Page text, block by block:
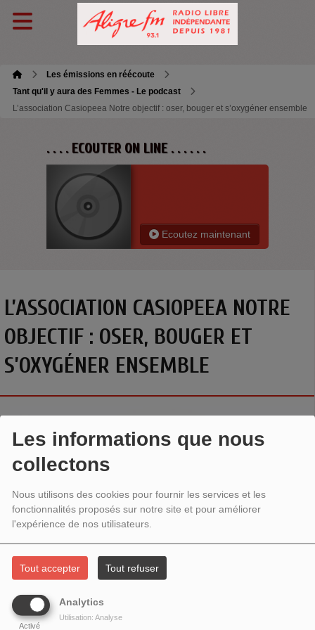
Les informations que nous
collectons
Nous utilisons des cookies pour fournir les services et les
fonctionnalités proposés sur notre site et pour améliorer
l'expérience de nos utilisateurs.
Tout accepter Tout refuser
Analytics
Activé
Utilisation: Analyse
Les émissions en réécoute
Tant qu'il y aura des Femmes - Le podcast
L’association Casiopeea Notre objectif : oser, bouger et s’oxygéner ensemble
. . . . ECOUTER ON LINE . . . . . .
Ecoutez maintenant
L’ASSOCIATION CASIOPEEA NOTRE
OBJECTIF : OSER, BOUGER ET
S’OXYGÉNER ENSEMBLE